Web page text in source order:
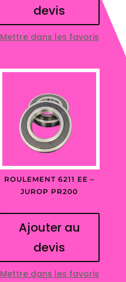
devis
Mettre dans les favoris
ROULEMENT 6211 EE –
JUROP PR200
Ajouter au
devis
Mettre dans les favoris